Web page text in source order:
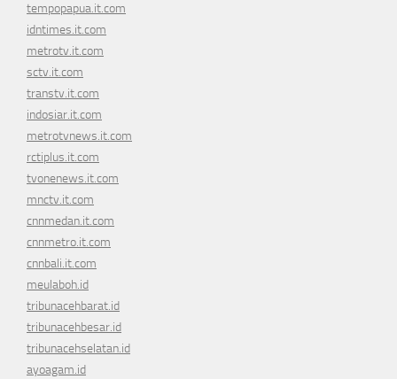
tempopapua.it.com
idntimes.it.com
metrotv.it.com
sctv.it.com
transtv.it.com
indosiar.it.com
metrotvnews.it.com
rctiplus.it.com
tvonenews.it.com
mnctv.it.com
cnnmedan.it.com
cnnmetro.it.com
cnnbali.it.com
meulaboh.id
tribunacehbarat.id
tribunacehbesar.id
tribunacehselatan.id
ayoagam.id